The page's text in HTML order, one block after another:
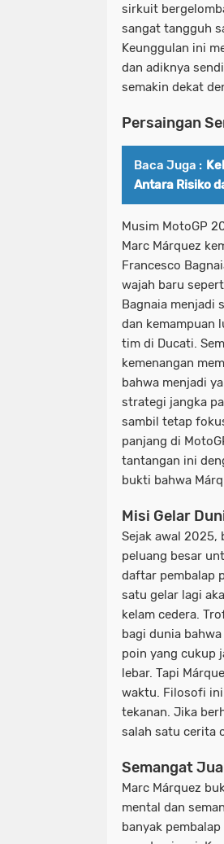
sirkuit
sangat tangguh
Keunggulan ini
dan adiknya
semakin dekat
Persaingan
Baca Juga :
Antara Risiko
Musim MotoGP
Marc Márquez
Francesco
wajah baru
Bagnaia menjadi
dan kemampuan
tim di Ducati.
kemenangan
bahwa menjadi
strategi jangka
sambil tetap
panjang di
tantangan ini
bukti bahwa
Misi Gelar
Sejak awal 2025,
peluang besar
daftar pembalap
satu gelar lagi
kelam cedera.
bagi dunia
poin yang cukup
lebar. Tapi
waktu. Filosofi
tekanan. Jika
salah satu cerita
Semangat
Marc Márquez
mental dan
banyak